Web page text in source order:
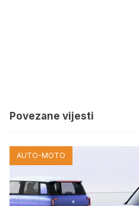
Povezane vijesti
AUTO-MOTO